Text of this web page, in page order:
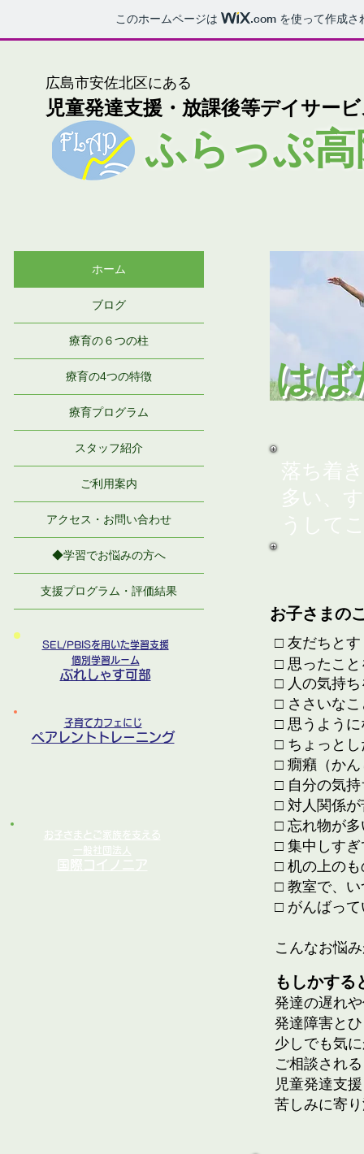
このホームページは .com を使って作成さ
​広島市安佐北区にある
児童発達支援・放課後等デイサー
ふらっぷ
はば
落ち着
多い、
うして
お子さまの
お子さまとご家族を支える
一般社団法人
国際コイノニア
□ 友だちと
□ 思ったこ
□ 人の気持
□ ささいな
□ 思うよう
□ ちょっと
□ 癇癪（か
□ 自分の気
□ 対人関係
□ 忘れ物が
□ 集中しす
□ 机の上の
□ 教室で、
□ がんばっ
こんなお悩
もしかする
発達の遅れ
発達障害と
少しでも気
ご相談され
児童発達支
苦しみに寄
ホーム
ブログ
療育の６つの柱
療育の4つの特徴
療育プログラム
スタッフ紹介
ご利用案内
アクセス・お問い合わせ
◆学習でお悩みの方へ
支援プログラム・評価結果
SEL/PBISを用いた学習支援
個別学習ルーム
ぷれしゃす可部
子育てカフェにじ
ペアレントトレーニング